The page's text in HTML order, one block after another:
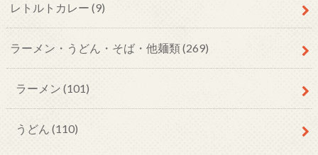
レトルトカレー (9)
ラーメン・うどん・そば・他麺類(269)
ラーメン (101)
うどん (110)